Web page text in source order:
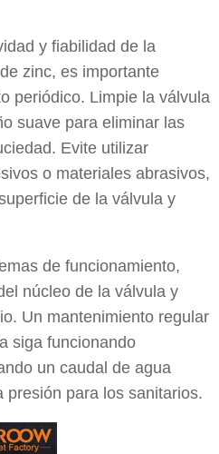
y fiabilidad de la
zinc, es importante
periódico. Limpie la válvula
suave para eliminar las
Evite utilizar
o materiales abrasivos,
de la válvula y
de funcionamiento,
núcleo de la válvula y
Un mantenimiento regular
siga funcionando
un caudal de agua
presión para los sanitarios.